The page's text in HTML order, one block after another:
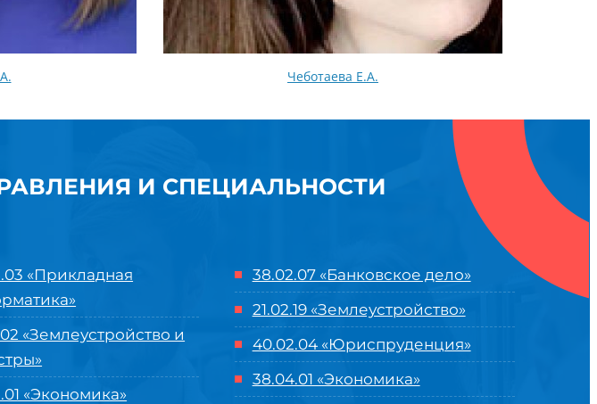
Чеботаева Е.А.
И СПЕЦИАЛЬНОСТИ
«Прикладная
«Землеустройство и
«Экономика»
38.02.07 «Банковское дело»
21.02.19 «Землеустройство»
40.02.04 «Юриспруденция»
38.04.01 «Экономика»